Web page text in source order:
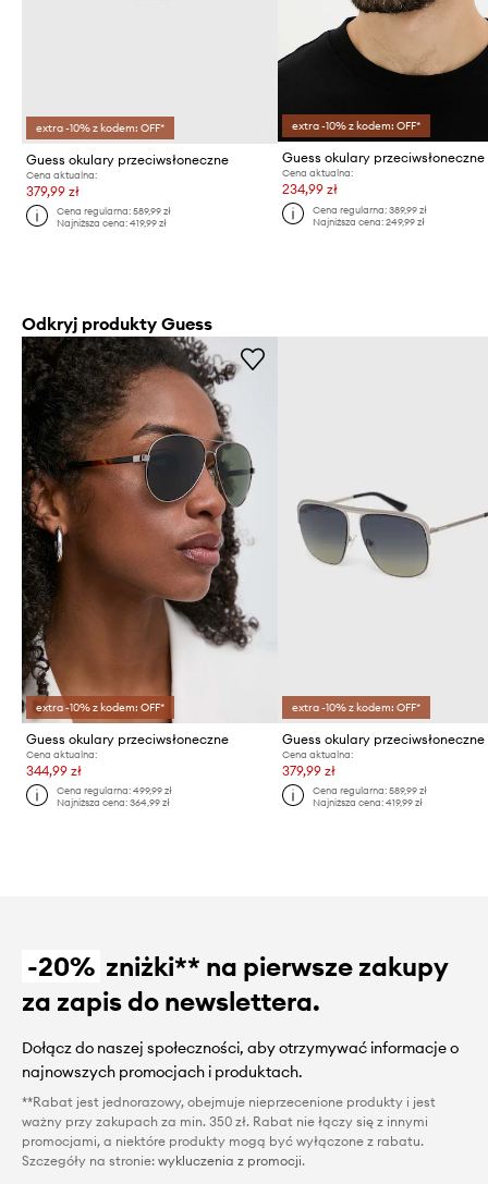
extra -10% z kodem: OFF*
Guess okulary przeciwsłoneczne
Cena aktualna:
379,99 zł
Cena regularna:589,99 zł
Najniższa cena:419,99 zł
extra -10% z kodem: OFF*
Guess okulary przeciwsłoneczne
Cena aktualna:
234,99 zł
Cena regularna: 389,99 zł
Najniższa cena: 249,99 zł
Odkryj produkty Guess
extra -10% z kodem: OFF*
Guess okulary przeciwsłoneczne
Cena aktualna:
344,99 zł
Cena regularna:499,99 zł
Najniższa cena:364,99 zł
extra -10% z kodem: OFF*
Guess okulary przeciwsłoneczne
Cena aktualna:
379,99 zł
Cena regularna: 589,99 zł
Najniższa cena: 419,99 zł
-20% zniżki** na pierwsze zakupy
za zapis do newslettera.
Dołącz do naszej społeczności, aby otrzymywać informacje o
najnowszych promocjach i produktach.
**Rabat jest jednorazowy, obejmuje nieprzecenione produkty i jest
ważny przy zakupach za min. 350 zł. Rabat nie łączy się z innymi
promocjami, a niektóre produkty mogą być wyłączone z rabatu.
Szczegóły na stronie: wykluczenia z promocji.